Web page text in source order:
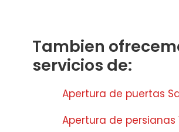
Tambien
servicios de:
Apertura de puertas
Apertura de persianas